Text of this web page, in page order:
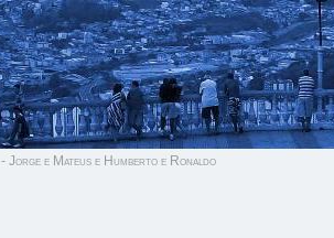
Jorge e Mateus e Humberto e Ronaldo